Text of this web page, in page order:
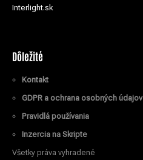
Interlight.sk
Dôležité
Kontakt
GDPR a ochrana osobných údajov
Pravidlá používania
Inzercia na Skripte
Všetky práva vyhradené